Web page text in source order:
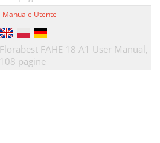
Manuale Utente
Florabest FAHE 18 A1 User Manual,
108 pagine